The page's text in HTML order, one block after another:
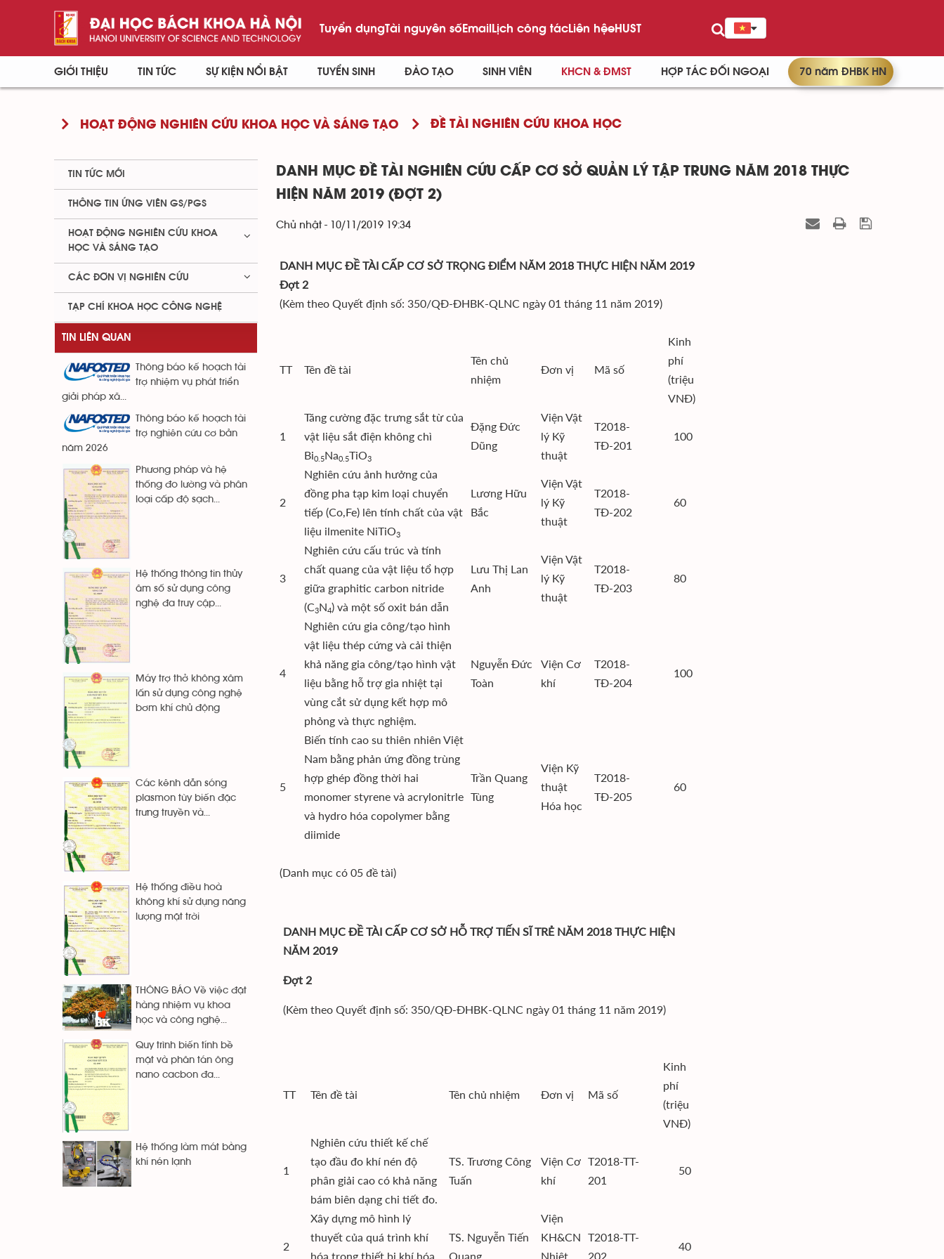
Tuyển dụngTài nguyên sốEmailLịch công tácLiên hệeHUST
GIỚI THIỆU TIN TỨC SỰ KIỆN NỔI BẬT TUYỂN SINH ĐÀO TẠO SINH VIÊN KHCN & ĐMST HỢP TÁC ĐỐI NGOẠI 70 năm ĐHBK HN
HOẠT ĐỘNG NGHIÊN CỨU KHOA HỌC VÀ SÁNG TẠO ĐỀ TÀI NGHIÊN CỨU KHOA HỌC
DANH MỤC ĐỀ TÀI NGHIÊN CỨU CẤP CƠ SỞ QUẢN LÝ TẬP TRUNG NĂM 2018 THỰC
HIỆN NĂM 2019 (ĐỢT 2)
Chủ nhật - 10/11/2019 19:34
DANH MỤC ĐỀ TÀI CẤP CƠ SỞ TRỌNG ĐIỂM NĂM 2018 THỰC HIỆN NĂM 2019
Đợt 2
(Kèm theo Quyết định số: 350/QĐ-ĐHBK-QLNC ngày 01 tháng 11 năm 2019)
TT Tên đề tài
Tên chủ
nhiệm
Đơn vị Mã số
Kinh
phí
(triệu
VNĐ)
1
Tăng cường đặc trưng sắt từ của
vật liệu sắt điện không chì
Bi0.5Na0.5TiO3
Đặng Đức
Dũng
Viện Vật
lý Kỹ
thuật
T2018-
TĐ-201
100
2
Nghiên cứu ảnh hưởng của
đồng pha tạp kim loại chuyển
tiếp (Co,Fe) lên tính chất của vật
liệu ilmenite NiTiO3
Lương Hữu
Bắc
Viện Vật
lý Kỹ
thuật
T2018-
TĐ-202
60
3
Nghiên cứu cấu trúc và tính
chất quang của vật liệu tổ hợp
giữa graphitic carbon nitride
(C3N4) và một số oxit bán dẫn
Lưu Thị Lan
Anh
Viện Vật
lý Kỹ
thuật
T2018-
TĐ-203
80
4
Nghiên cứu gia công/tạo hình
vật liệu thép cứng và cải thiện
khả năng gia công/tạo hình vật
liệu bằng hỗ trợ gia nhiệt tại
vùng cắt sử dụng kết hợp mô
phỏng và thực nghiệm.
Nguyễn Đức
Toàn
Viện Cơ
khí
T2018-
TĐ-204
100
5
Biến tính cao su thiên nhiên Việt
Nam bằng phản ứng đồng trùng
hợp ghép đồng thời hai
monomer styrene và acrylonitrle
và hydro hóa copolymer bằng
diimide
Trần Quang
Tùng
Viện Kỹ
thuật
Hóa học
T2018-
TĐ-205
60
(Danh mục có 05 đề tài)
DANH MỤC ĐỀ TÀI CẤP CƠ SỞ HỖ TRỢ TIẾN SĨ TRẺ NĂM 2018 THỰC HIỆN
NĂM 2019
Đợt 2
(Kèm theo Quyết định số: 350/QĐ-ĐHBK-QLNC ngày 01 tháng 11 năm 2019)
TT Tên đề tài Tên chủ nhiệm Đơn vị Mã số
Kinh
phí
(triệu
VNĐ)
1
Nghiên cứu thiết kế chế
tạo đầu đo khí nén độ
phân giải cao có khả năng
bám biên dạng chi tiết đo.
TS. Trương Công
Tuấn
Viện Cơ
khí
T2018-TT-
201
50
2
Xây dựng mô hình lý
thuyết của quá trình khí
hóa trong thiết bị khí hóa
TS. Nguyễn Tiến
Quang
Viện
KH&CN
Nhiệt
T2018-TT-
202
40
TIN TỨC MỚI
THÔNG TIN ỨNG VIÊN GS/PGS
HOẠT ĐỘNG NGHIÊN CỨU KHOA
HỌC VÀ SÁNG TẠO
CÁC ĐƠN VỊ NGHIÊN CỨU
TẠP CHÍ KHOA HỌC CÔNG NGHỆ
TIN LIÊN QUAN
Thông báo kế hoạch tài
trợ nhiệm vụ phát triển
giải pháp xã...
Thông báo kế hoạch tài
trợ nghiên cứu cơ bản
năm 2026
Phương pháp và hệ
thống đo lường và phân
loại cấp độ sạch...
Hệ thống thông tin thủy
âm số sử dụng công
nghệ đa truy cập...
Máy trợ thở không xâm
lấn sử dụng công nghệ
bơm khí chủ động
Các kênh dẫn sóng
plasmon tùy biến đặc
trưng truyền và...
Hệ thống điều hoà
không khí sử dụng năng
lượng mặt trời
THÔNG BÁO Về việc đặt
hàng nhiệm vụ khoa
học và công nghệ...
Quy trình biến tính bề
mặt và phân tán ông
nano cacbon đa...
Hệ thống làm mát bằng
khí nén lạnh